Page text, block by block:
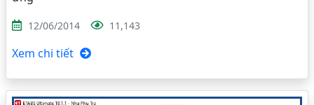
12/06/2014 11,143
Xem chi tiết